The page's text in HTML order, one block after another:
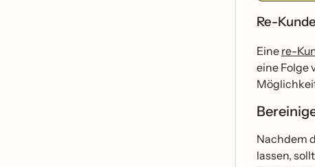
Re-
Eine re-
eine Folge
Nachdem
lassen,